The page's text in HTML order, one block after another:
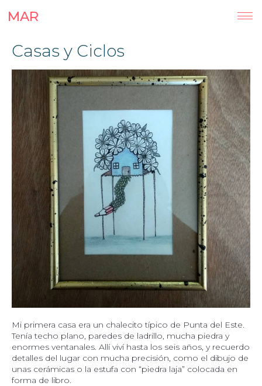
MAR
Casas y Ciclos
Mi primera casa era un chalecito típico de Punta del Este.
Tenía techo plano, paredes de ladrillo, mucha piedra y
enormes ventanales. Allí viví hasta los seis años, y recuerdo
detalles del lugar con mucha precisión, como el dibujo de
unas cerámicas o la estufa con “piedra laja” colocada en
forma de libro.